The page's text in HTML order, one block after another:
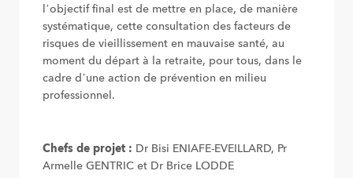
l’objectif final est de mettre en place, de manière
systématique, cette consultation des facteurs de
risques de vieillissement en mauvaise santé, au
moment du départ à la retraite, pour tous, dans le
cadre d’une action de prévention en milieu
professionnel.
Chefs de projet : Dr Bisi ENIAFE-EVEILLARD, Pr
Armelle GENTRIC et Dr Brice LODDE